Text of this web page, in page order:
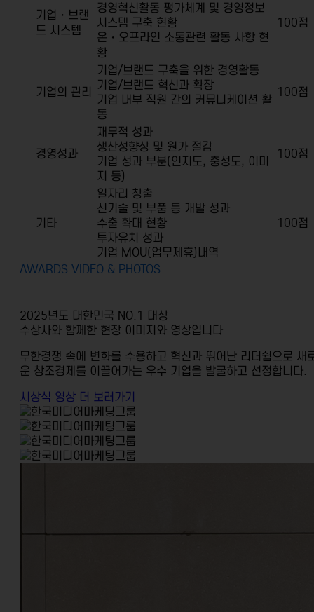
기업・브랜
드 시스템
경영혁신활동 평가체계 및 경영정보
시스템 구축 현황
온・오프라인 소통관련 활동 사항 현
황
100점
기업의 관리
기업/브랜드 구축을 위한 경영활동
기업/브랜드 혁신과 확장
기업 내부 직원 간의 커뮤니케이션 활
동
100점
경영성과
재무적 성과
생산성향상 및 원가 절감
기업 성과 부분(인지도, 충성도, 이미
지 등)
100점
기타
일자리 창출
신기술 및 부품 등 개발 성과
수출 확대 현황
투자유치 성과
기업 MOU(업무제휴)내역
100점
AWARDS VIDEO & PHOTOS
2025년도 대한민국 NO.1 대상
수상사와 함께한 현장 이미지와 영상입니다.
무한경쟁 속에 변화를 수용하고 혁신과 뛰어난 리더쉽으로 새
운 창조경제를 이끌어가는 우수 기업을 발굴하고 선정합니다.
시상식 영상 더 보러가기